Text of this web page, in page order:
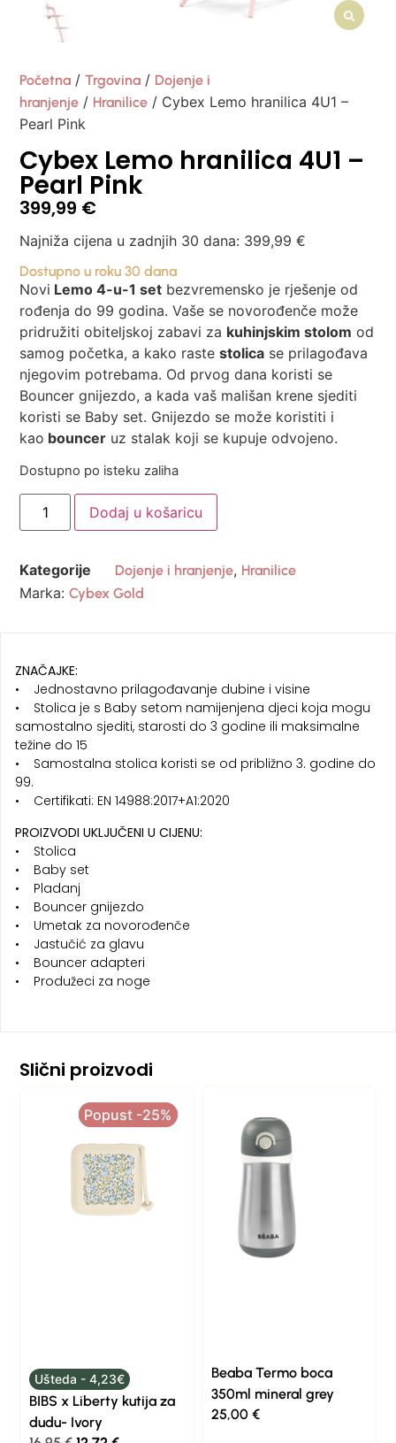
Početna /Trgovina / Dojenje i
hranjenje / Hranilice / Cybex Lemo hranilica 4U1 –
Pearl Pink
Cybex Lemo hranilica 4U1 –
Pearl Pink
399,99 €
Najniža cijena u zadnjih 30 dana: 399,99€
Dostupno u roku 30 dana
Novi Lemo 4-u-1 set bezvremensko je rješenje od
rođenja do 99 godina. Vaše se novorođenče može
pridružiti obiteljskoj zabavi za kuhinjskim stolom od
samog početka, a kako rastestolica se prilagođava
njegovim potrebama. Od prvog dana koristi se
Bouncer gnijezdo, a kada vaš mališan krene sjediti
koristi se Baby set. Gnijezdo se može koristiti i
kao bouncer uz stalak koji se kupuje odvojeno.
Dostupno po isteku zaliha
Dodaj u košaricu
Kategorije Dojenje i hranjenje, Hranilice
Marka:Cybex Gold
ZNAČAJKE:
• Jednostavno prilagođavanje dubine i visine
• Stolica je s Baby setom namijenjena djeci koja mogu
samostalno sjediti, starosti do 3 godine ili maksimalne
težine do 15
• Samostalna stolica koristi se od približno 3. godine do
99.
• Certifikati: EN 14988:2017+A1:2020
PROIZVODI UKLJUČENI U CIJENU:
• Stolica
• Baby set
• Pladanj
• Bouncer gnijezdo
• Umetak za novorođenče
• Jastučić za glavu
• Bouncer adapteri
• Produžeci za noge
Slični proizvodi
Popust -25%
Popust -25%
Ušteda - 4,23€
BIBS x Liberty kutija za
dudu- Ivory
Beaba Termo boca
350ml mineral grey
25,00 €